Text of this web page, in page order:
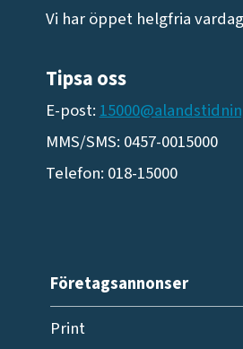
Vi har öppet helgfria
Tipsa oss
E-post:
MMS/SMS: 0457-0015000
Telefon: 018-15000
Företagsannonser
Print